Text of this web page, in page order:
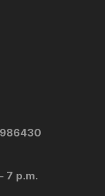
7 p.m.